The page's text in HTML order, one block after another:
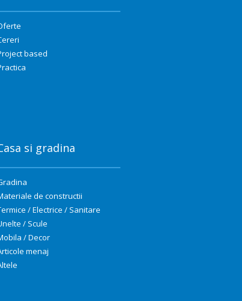
based
si gradina
de constructii
/ Electrice / Sanitare
/ Scule
/ Decor
menaj